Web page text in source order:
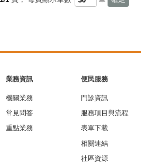
業務資訊
機關業務
常見問答
重點業務
便民服務
門診資訊
服務項目與流程
表單下載
相關連結
社區資源